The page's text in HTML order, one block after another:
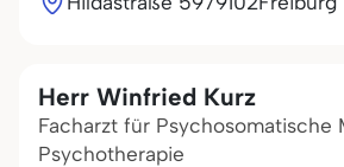
Herr Winfried Kurz
Facharzt für Psychosomatische
Psychotherapie